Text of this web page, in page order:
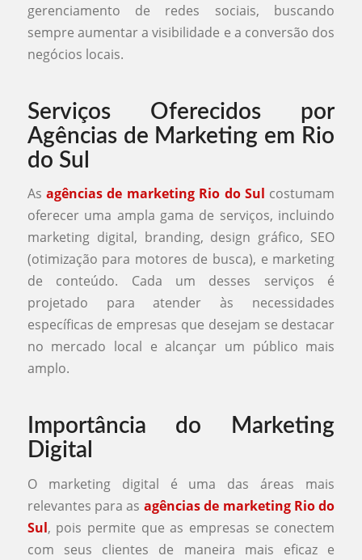
gerenciamento de redes sociais, buscando
sempre aumentar a visibilidade e a conversão dos
negócios locais.
Serviços Oferecidos por
Agências de Marketing em Rio
do Sul
As agências de marketing Rio do Sul costumam
oferecer uma ampla gama de serviços, incluindo
marketing digital, branding, design gráfico, SEO
(otimização para motores de busca), e marketing
de conteúdo. Cada um desses serviços é
projetado para atender às necessidades
específicas de empresas que desejam se destacar
no mercado local e alcançar um público mais
amplo.
Importância do Marketing
Digital
O marketing digital é uma das áreas mais
relevantes para as agências de marketing Rio do
Sul, pois permite que as empresas se conectem
com seus clientes de maneira mais eficaz e